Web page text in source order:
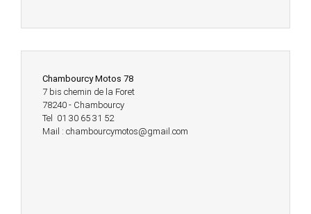
Chambourcy Motos 78
7 bis chemin de la Foret
78240 - Chambourcy
Tel 01 30 65 31 52
Mail : chambourcymotos@gmail.com